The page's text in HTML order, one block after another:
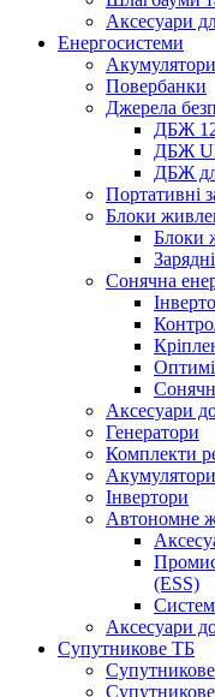
Аксесуари
Енергосистеми
Повербанки
Джерела
ДБЖ
ДБЖ
ДБЖ
Портативні
Блоки
Блоки
Сонячна
Аксесуари
Генератори
Комплекти
Інвертори
Автономне
(ESS)
Аксесуари
Супутникове ТБ
Супутникове
Супутникове